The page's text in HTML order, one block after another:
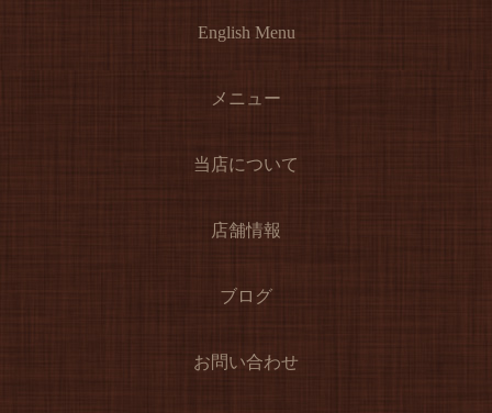
English Menu
メニュー
当店について
店舗情報
ブログ
お問い合わせ